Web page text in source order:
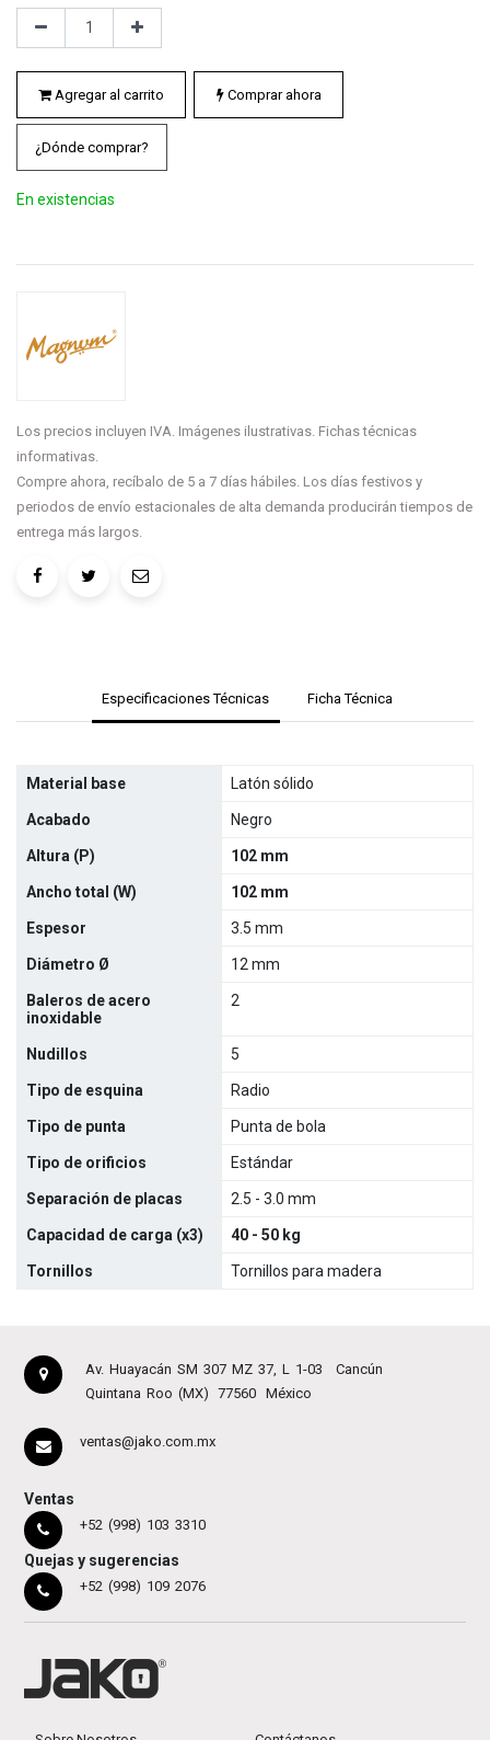
Agregar al carrito Comprar ahora
¿Dónde comprar?
En existencias
Los precios incluyen IVA. Imágenes ilustrativas. Fichas técnicas
informativas.
Compre ahora, recíbalo de 5 a 7 días hábiles. Los días festivos y
periodos de envío estacionales de alta demanda producirán tiempos de
entrega más largos.
Especificaciones Técnicas Ficha Técnica
Material base Latón sólido
Acabado Negro
Altura (P) 102 mm
Ancho total (W) 102 mm
Espesor 3.5 mm
Diámetro Ø 12 mm
Baleros de acero
inoxidable
2
Nudillos 5
Tipo de esquina Radio
Tipo de punta Punta de bola
Tipo de orificios Estándar
Separación de placas 2.5 - 3.0 mm
Capacidad de carga (x3) 40 - 50 kg
Tornillos Tornillos para madera
Av. Huayacán SM 307 MZ 37, L 1-03
Cancún
Quintana Roo (MX)
77560 México
ventas@jako.com.mx
Ventas
+52 (998) 103 3310
Quejas y sugerencias
+52 (998) 109 2076